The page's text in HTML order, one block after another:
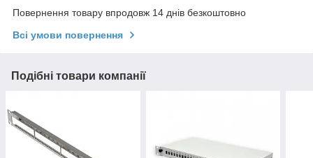
Повернення товару впродовж 14 днів безкоштовно
Всі умови повернення
Подібні товари компанії